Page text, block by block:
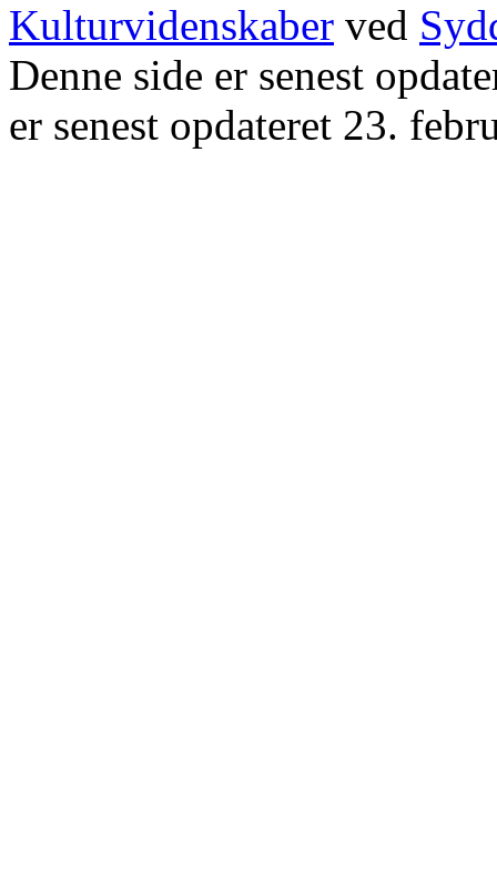
Kulturvidenskaber ved
Denne side er senest
er senest opdateret 23.